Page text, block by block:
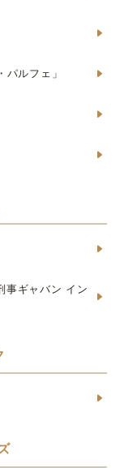
ルフェ」
事ギャバン イン